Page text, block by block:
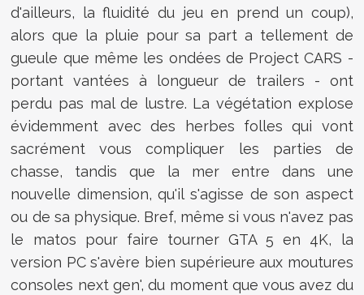
d'ailleurs, la fluidité du jeu en prend un coup),
alors que la pluie pour sa part a tellement de
gueule que même les ondées de Project CARS -
portant vantées à longueur de trailers - ont
perdu pas mal de lustre. La végétation explose
évidemment avec des herbes folles qui vont
sacrément vous compliquer les parties de
chasse, tandis que la mer entre dans une
nouvelle dimension, qu'il s'agisse de son aspect
ou de sa physique. Bref, même si vous n'avez pas
le matos pour faire tourner GTA 5 en 4K, la
version PC s'avère bien supérieure aux moutures
consoles next gen', du moment que vous avez du